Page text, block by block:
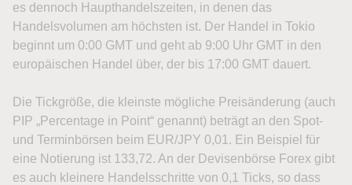
es dennoch Haupthandelszeiten, in denen das
Handelsvolumen am höchsten ist. Der Handel in Tokio
beginnt um 0:00 GMT und geht ab 9:00 Uhr GMT in den
europäischen Handel über, der bis 17:00 GMT dauert.
Die Tickgröße, die kleinste mögliche Preisänderung (auch
PIP „Percentage in Point“ genannt) beträgt an den Spot-
und Terminbörsen beim EUR/JPY 0,01. Ein Beispiel für
eine Notierung ist 133,72. An der Devisenbörse Forex gibt
es auch kleinere Handelsschritte von 0,1 Ticks, so dass